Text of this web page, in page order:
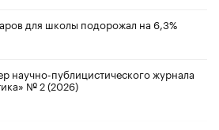
для школы подорожал на 6,3%
научно-публицистического журнала
№ 2 (2026)